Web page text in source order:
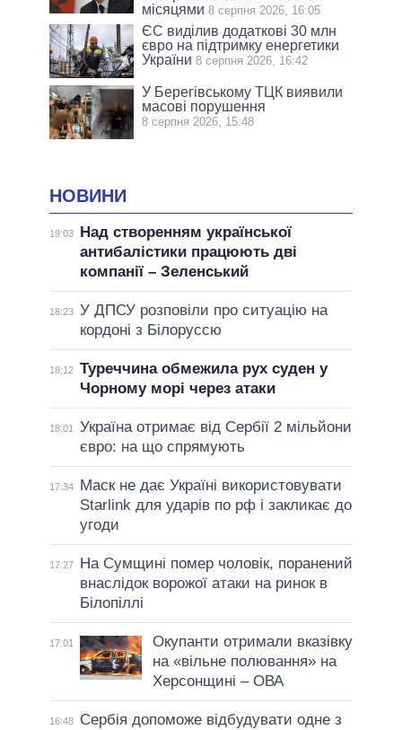
місяцями 8 серпня 2026, 16:05
ЄС виділив додаткові 30 млн
євро на підтримку енергетики
України 8 серпня 2026, 16:42
У Берегівському ТЦК виявили
масові порушення
8 серпня 2026, 15:48
НОВИНИ
19:03
Над створенням української
антибалістики працюють дві
компанії – Зеленський
18:23 У ДПСУ розповіли про ситуацію на
кордоні з Білоруссю
18:12 Туреччина обмежила рух суден у
Чорному морі через атаки
18:01
Україна отримає від Сербії 2 мільйони
євро: на що спрямують
17:34
Маск не дає Україні використовувати
Starlink для ударів по рф і закликає до
угоди
17:27
На Сумщині помер чоловік, поранений
внаслідок ворожої атаки на ринок в
Білопіллі
17:01
Окупанти отримали вказівку
на «вільне полювання» на
Херсонщині – ОВА
16:48
Сербія допоможе відбудувати одне з